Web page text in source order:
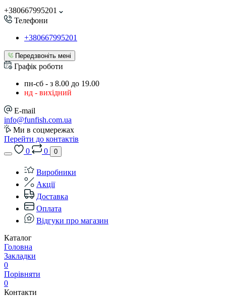
+380667995201
Телефони
+380667995201
Передзвоніть мені
Графік роботи
пн-сб - з 8.00 до 19.00
нд - вихідний
E-mail
info@funfish.com.ua
Ми в соцмережах
Перейти до контактів
0
0 0
Виробники
Акції
Доставка
Оплата
Відгуки про магазин
Каталог
Головна
Закладки
0
Порівняти
0
Контакти